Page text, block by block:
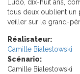
Ludo, dix-huit ans,
tous deux oublient un
veiller sur le grand-
Réalisateur:
Camille Bialestowski
Scénario:
Camille Bialestowski